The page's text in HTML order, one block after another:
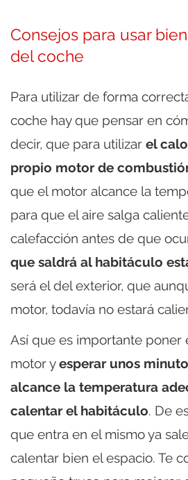
Consejos para usar
del coche
Para utilizar de forma
coche hay que pensar en
decir, que para utilizar el
propio motor de
que el motor alcance la
para que el aire salga
calefacción antes de que
que saldrá al habitáculo
será el del exterior, que
motor, todavía no estará
Así que es importante poner
motor yesperar unos
alcance la temperatura
calentar el habitáculo. De
que entra en el mismo ya
calentar bien el espacio. Te